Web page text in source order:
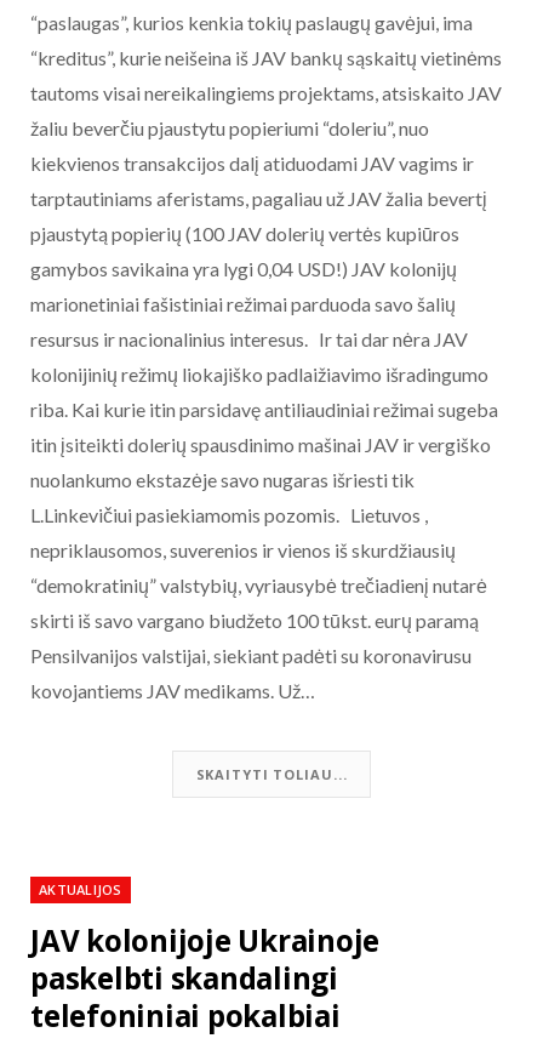
“paslaugas”, kurios kenkia tokių paslaugų gavėjui, ima
“kreditus”, kurie neišeina iš JAV bankų sąskaitų vietinėms
tautoms visai nereikalingiems projektams, atsiskaito JAV
žaliu beverčiu pjaustytu popieriumi “doleriu”, nuo
kiekvienos transakcijos dalį atiduodami JAV vagims ir
tarptautiniams aferistams, pagaliau už JAV žalia bevertį
pjaustytą popierių (100 JAV dolerių vertės kupiūros
gamybos savikaina yra lygi 0,04 USD!) JAV kolonijų
marionetiniai fašistiniai režimai parduoda savo šalių
resursus ir nacionalinius interesus. Ir tai dar nėra JAV
kolonijinių režimų liokajiško padlaižiavimo išradingumo
riba. Kai kurie itin parsidavę antiliaudiniai režimai sugeba
itin įsiteikti dolerių spausdinimo mašinai JAV ir vergiško
nuolankumo ekstazėje savo nugaras išriesti tik
L.Linkevičiui pasiekiamomis pozomis. Lietuvos ,
nepriklausomos, suverenios ir vienos iš skurdžiausių
“demokratinių” valstybių, vyriausybė trečiadienį nutarė
skirti iš savo vargano biudžeto 100 tūkst. eurų paramą
Pensilvanijos valstijai, siekiant padėti su koronavirusu
kovojantiems JAV medikams. Už…
SKAITYTI TOLIAU...
AKTUALIJOS
JAV kolonijoje Ukrainoje
paskelbti skandalingi
telefoniniai pokalbiai